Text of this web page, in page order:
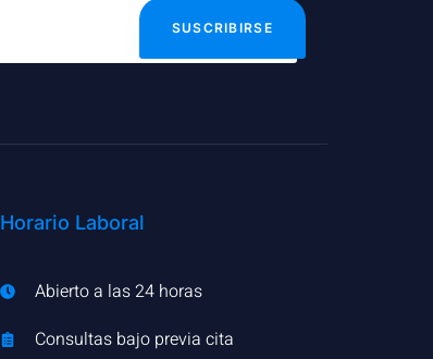
SUSCRIBIRSE
Horario Laboral
Abierto a las 24 horas
Consultas bajo previa cita